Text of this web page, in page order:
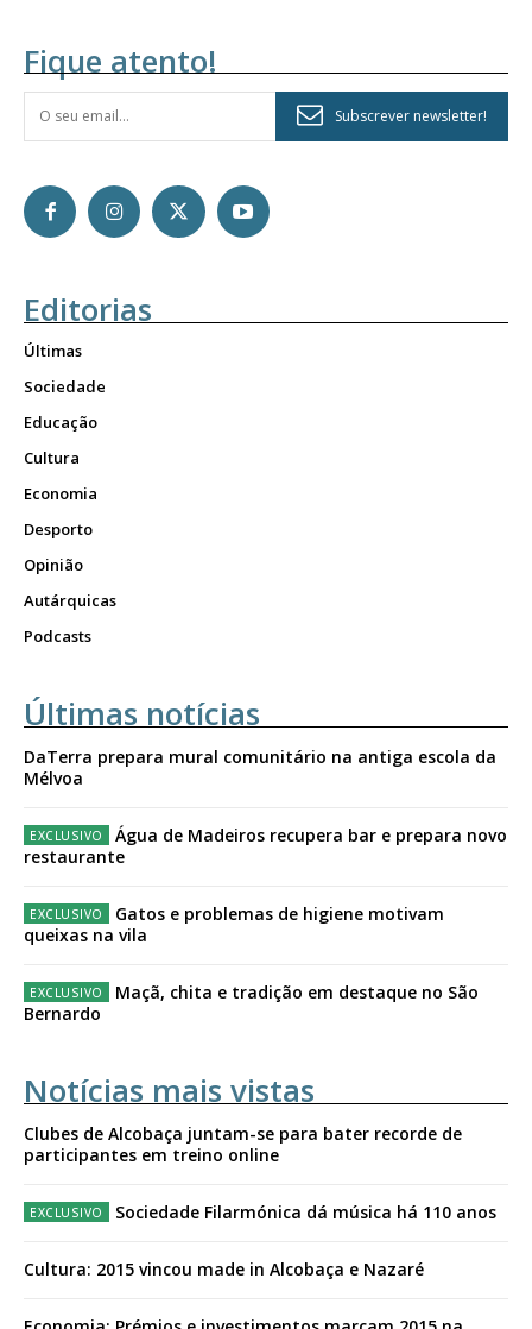
Fique atento!
Subscrever newsletter!
Editorias
Últimas
Sociedade
Educação
Cultura
Economia
Desporto
Opinião
Autárquicas
Podcasts
Últimas notícias
DaTerra prepara mural comunitário na antiga escola da
Mélvoa
Água de Madeiros recupera bar e prepara novo
restaurante
Gatos e problemas de higiene motivam
queixas na vila
Maçã, chita e tradição em destaque no São
Bernardo
Notícias mais vistas
Clubes de Alcobaça juntam-se para bater recorde de
participantes em treino online
Sociedade Filarmónica dá música há 110 anos
Cultura: 2015 vincou made in Alcobaça e Nazaré